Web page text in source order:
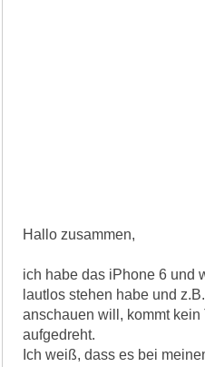
Hallo zusammen,
ich habe das iPhone 6 und
lautlos stehen habe und
anschauen will, kommt kein
aufgedreht.
Ich weiß, dass es bei